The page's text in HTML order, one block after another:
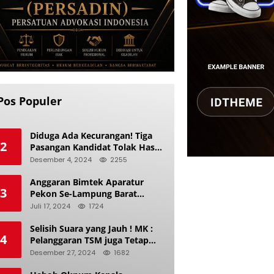
Populer
2
Diduga Ada Kecurangan! Tiga
Pasangan Kandidat Tolak Hasil
Pilkada Kerinci 2024
Desember 4, 2024 2255
3
Anggaran Bimtek Aparatur
Pekon Se-Lampung Barat
Diduga Ladang Korupsi Buat
Juli 17, 2024 1724
4
Selisih Suara yang Jauh ! MK :
Pelanggaran TSM juga Tetap
Mengacu pada Prinsip Keadilan
Desember 27, 2024 1682